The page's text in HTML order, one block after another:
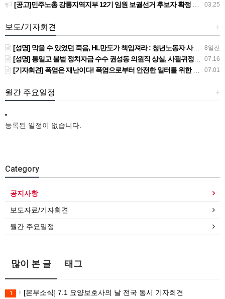
03.25
[공고]민주노총 강릉지역지부 12기 임원 보궐선거 후보자 확정 공고
+
보도/기자회견
8일전
[성명] 막을 수 있었던 죽음, HL만도가 책임져라 : 청년노동자 사망사고의 철저한 진상규명과 재발방지 대책 마련하라
07.16
[성명] 통일교 불법 정치자금 수수 권성동 의원직 상실, 사필귀정이다
07.01
[기자회견] 폭염은 재난이다! 폭염으로부터 안전한 일터를 위한 민주노총 강원지역본부 폭염감시단 선포 기자회견
+
월간 주요일정
등록된 일정이 없습니다.
Category
공지사항
보도자료/기자회견
월간 주요일정
많이 본 글 태그
1 [본부소식] 7.1 요양보호사의 날 전국 동시 기자회견